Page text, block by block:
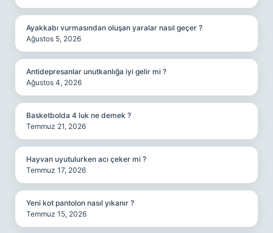
Ayakkabı vurmasından oluşan yaralar nasıl geçer ?
Ağustos 5, 2026
Antidepresanlar unutkanlığa iyi gelir mi ?
Ağustos 4, 2026
Basketbolda 4 luk ne demek ?
Temmuz 21, 2026
Hayvan uyutulurken acı çeker mi ?
Temmuz 17, 2026
Yeni kot pantolon nasıl yıkanır ?
Temmuz 15, 2026